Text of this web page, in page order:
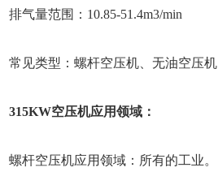
排气量范围：10.85-51.4m3/min
常见类型：螺杆空压机、无油空压机
315KW空压机应用领域：
螺杆空压机应用领域：所有的工业。